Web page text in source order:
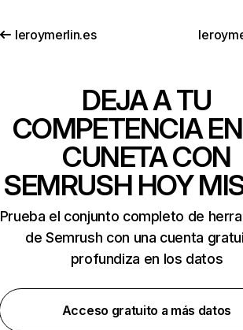
leroymerlin.es
DEJA A TU
COMPETENCIA
CUNETA CON
SEMRUSH HOY
Prueba el conjunto completo de
de Semrush con una cuenta
profundiza en los datos
Acceso gratuito a más datos